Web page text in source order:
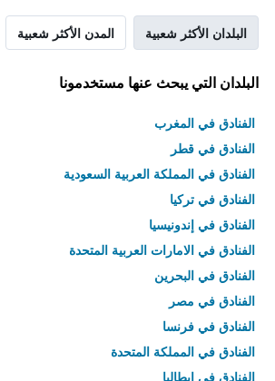
البلدان الأكثر شعبية المدن الأكثر شعبية
البلدان التي يبحث عنها مستخدمونا
الفنادق في المغرب
الفنادق في قطر
الفنادق في المملكة العربية السعودية
الفنادق في تركيا
الفنادق في إندونيسيا
الفنادق في الامارات العربية المتحدة
الفنادق في البحرين
الفنادق في مصر
الفنادق في فرنسا
الفنادق في المملكة المتحدة
الفنادق في إيطاليا